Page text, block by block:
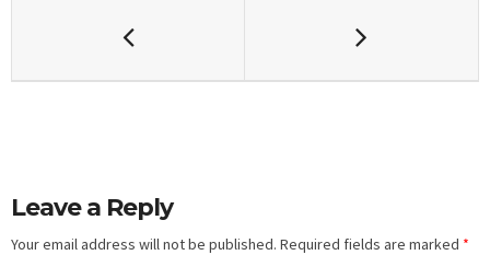
Leave a Reply
Your email address will not be published. Required fields are marked *